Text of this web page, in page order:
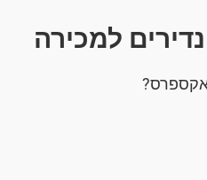
למכירה
אקספרס?